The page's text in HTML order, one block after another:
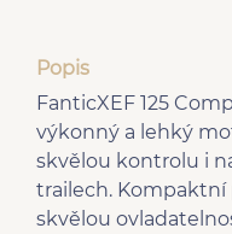
Popis
FanticXEF 125
výkonný a lehký
skvělou kontrolu i
trailech. Kompaktní
skvělou